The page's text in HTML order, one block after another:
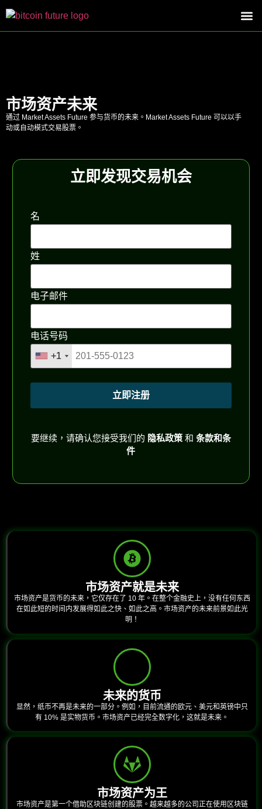
市场资产未来
通过 Market Assets Future 参与货币的未来。Market Assets Future 可以以手
动或自动模式交易股票。
立即发现交易机会
名
姓
电子邮件
电话号码
+1
+1
立即注册
要继续，请确认您接受我们的 隐私政策 和 条款和条
件
市场资产就是未来
市场资产是货币的未来，它仅存在了 10 年。在整个金融史上，没有任何东西
在如此短的时间内发展得如此之快、如此之高。市场资产的未来前景如此光
明！
未来的货币
显然，纸币不再是未来的一部分。例如，目前流通的欧元、美元和英镑中只
有 10% 是实物货币。市场资产已经完全数字化，这就是未来。
市场资产为王
市场资产是第一个借助区块链创建的股票。越来越多的公司正在使用区块链